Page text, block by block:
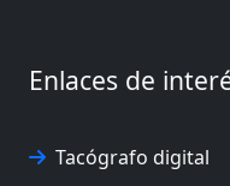
Enlaces de
Tacógrafo digital